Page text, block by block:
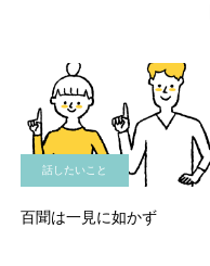
話したいこと
百聞は一見に如かず